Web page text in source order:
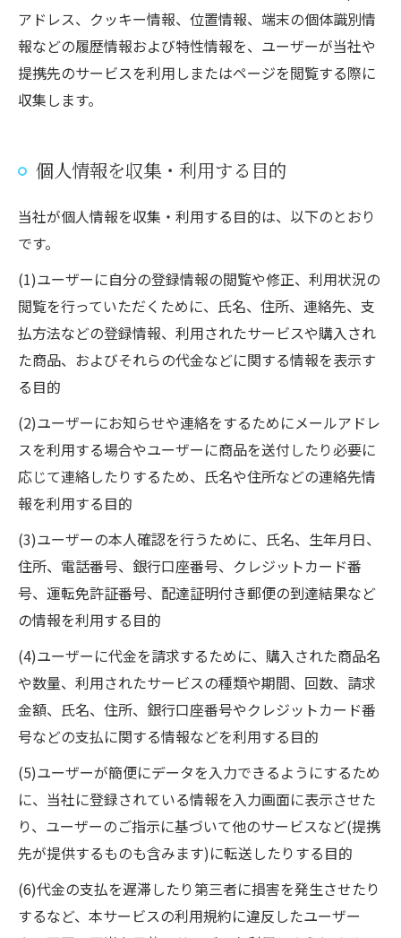
アドレス、クッキー情報、位置情報、端末の個体識別情
報などの履歴情報および特性情報を、ユーザーが当社や
提携先のサービスを利用しまたはページを閲覧する際に
収集します。
個人情報を収集・利用する目的
当社が個人情報を収集・利用する目的は、以下のとおり
です。
(1)ユーザーに自分の登録情報の閲覧や修正、利用状況の
閲覧を行っていただくために、氏名、住所、連絡先、支
払方法などの登録情報、利用されたサービスや購入され
た商品、およびそれらの代金などに関する情報を表示す
る目的
(2)ユーザーにお知らせや連絡をするためにメールアドレ
スを利用する場合やユーザーに商品を送付したり必要に
応じて連絡したりするため、氏名や住所などの連絡先情
報を利用する目的
(3)ユーザーの本人確認を行うために、氏名、生年月日、
住所、電話番号、銀行口座番号、クレジットカード番
号、運転免許証番号、配達証明付き郵便の到達結果など
の情報を利用する目的
(4)ユーザーに代金を請求するために、購入された商品名
や数量、利用されたサービスの種類や期間、回数、請求
金額、氏名、住所、銀行口座番号やクレジットカード番
号などの支払に関する情報などを利用する目的
(5)ユーザーが簡便にデータを入力できるようにするため
に、当社に登録されている情報を入力画面に表示させた
り、ユーザーのご指示に基づいて他のサービスなど(提携
先が提供するものも含みます)に転送したりする目的
(6)代金の支払を遅滞したり第三者に損害を発生させたり
するなど、本サービスの利用規約に違反したユーザー